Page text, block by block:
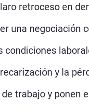
retroceso en
una negociación
condiciones
y la
trabajo y ponen